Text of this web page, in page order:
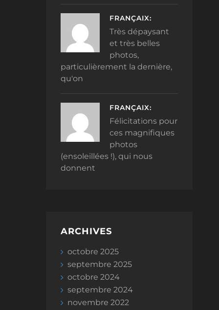
FRANÇAIX:
Très dépaysant
et très belles
photos,
particulièrement la dernière,
qu'on
FRANÇAIX:
Félicitations pour
ces magnifiques
photos
(ensoleillées !), qui nous
donnent
ARCHIVES
octobre 2025
septembre 2025
octobre 2024
septembre 2024
novembre 2022